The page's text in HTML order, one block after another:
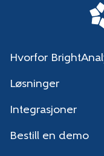
Hvorfor
Løsninger
Integrasjoner
Bestill en demo